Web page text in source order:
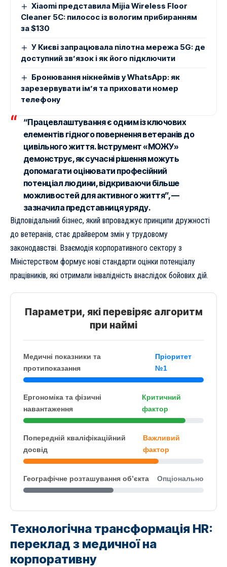
Xiaomi представила Mijia Wireless Floor
Cleaner 5C: пилосос із вологим прибиранням
за $130
У Києві запрацювала пілотна мережа 5G: де
доступний зв’язок і як його підключити
Бронювання нікнеймів у WhatsApp: як
зарезервувати ім’я та приховати номер
телефону
“Працевлаштування є одним із ключових
елементів гідного повернення ветеранів до
цивільного життя. Інструмент «МОЖУ»
демонструє, як сучасні рішення можуть
допомагати оцінювати професійний
потенціал людини, відкриваючи більше
можливостей для активного життя”, —
зазначила представниця уряду.
Відповідальний бізнес, який впроваджує принципи дружності
до ветеранів, стає драйвером змін у трудовому
законодавстві. Взаємодія корпоративного сектору з
Міністерством формує нові стандарти оцінки потенціалу
працівників, які отримали інвалідність внаслідок бойових дій.
Параметри, які перевіряє алгоритм
при наймі
Медичні показники та
протипоказання
Пріоритет
№1
Ергономіка та фізичні
навантаження
Критичний
фактор
Попередній кваліфікаційний
досвід
Важливий
фактор
Географічне розташування об’єкта Опціонально
Технологічна трансформація HR:
переклад з медичної на
корпоративну